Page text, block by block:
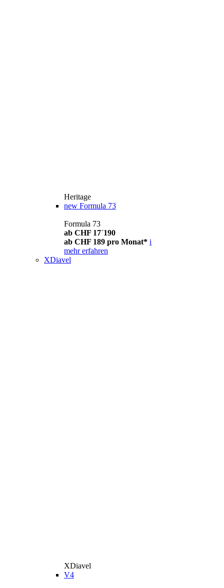
Heritage
new Formula 73
Formula 73
ab CHF 17´190
ab CHF 189 pro Monat* i
mehr erfahren
XDiavel
XDiavel
V4